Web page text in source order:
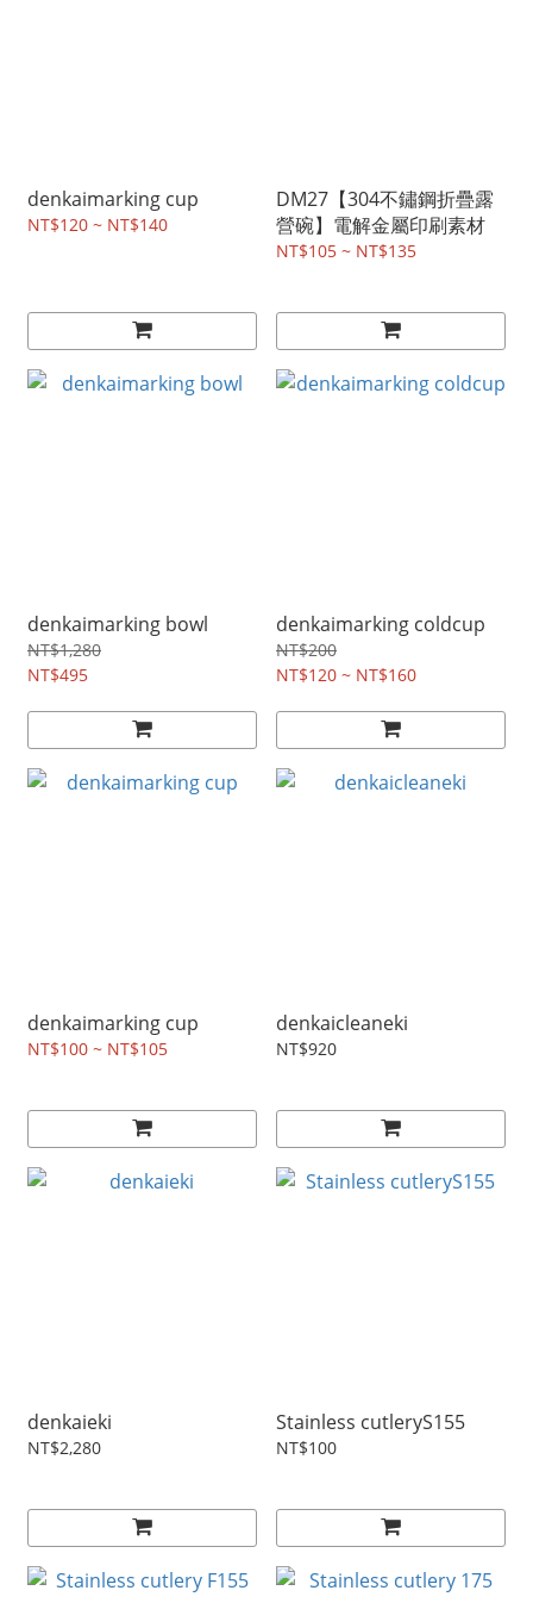
denkaimarking cup
NT$120 ~ NT$140
DM27【304不鏽鋼折疊露
營碗】電解金屬印刷素材
NT$105 ~ NT$135
denkaimarking bowl
NT$1,280
NT$495
denkaimarking coldcup
NT$200
NT$120 ~ NT$160
denkaimarking cup
NT$100 ~ NT$105
denkaicleaneki
NT$920
denkaieki
NT$2,280
Stainless cutleryS155
NT$100